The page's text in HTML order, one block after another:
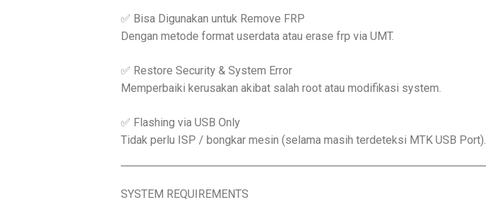
✅ Bisa Digunakan untuk Remove FRP
Dengan metode format userdata atau erase frp via UMT.
✅ Restore Security & System Error
Memperbaiki kerusakan akibat salah root atau modifikasi system.
✅ Flashing via USB Only
Tidak perlu ISP / bongkar mesin (selama masih terdeteksi MTK USB Port).
SYSTEM REQUIREMENTS